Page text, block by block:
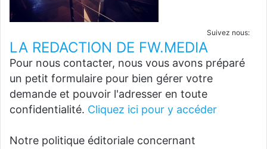
Suivez nous:
LA REDACTION DE FW.MEDIA
Pour nous contacter, nous vous avons préparé
un petit formulaire pour bien gérer votre
demande et pouvoir l'adresser en toute
confidentialité. Cliquez ici pour y accéder
Notre politique éditoriale concernant